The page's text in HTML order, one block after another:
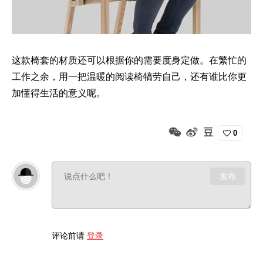
这款椅套的材质还可以根据你的需要度身定做。在繁忙的
工作之余，用一把温暖的阅读椅犒劳自己，还有谁比你更
加懂得生活的意义呢。
0
发布
评论前请 登录